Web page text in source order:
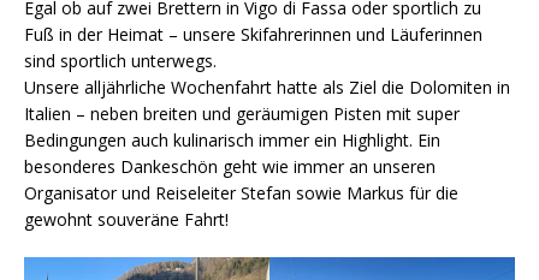
Egal ob auf zwei Brettern in Vigo di Fassa oder sportlich zu
Fuß in der Heimat – unsere Skifahrerinnen und Läuferinnen
sind sportlich unterwegs.
Unsere alljährliche Wochenfahrt hatte als Ziel die Dolomiten in
Italien – neben breiten und geräumigen Pisten mit super
Bedingungen auch kulinarisch immer ein Highlight. Ein
besonderes Dankeschön geht wie immer an unseren
Organisator und Reiseleiter Stefan sowie Markus für die
gewohnt souveräne Fahrt!